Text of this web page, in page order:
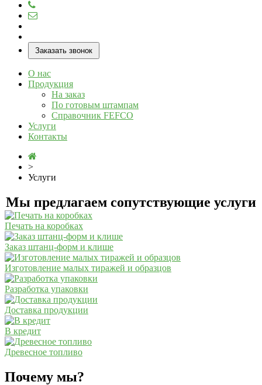
Заказать звонок
О нас
Продукция
На заказ
По готовым штампам
Справочник FEFCO
Услуги
Контакты
>
Услуги
Мы предлагаем сопутствующие услуги
Печать на коробках
Заказ штанц-форм и клише
Изготовление малых тиражей и образцов
Разработка упаковки
Доставка продукции
В кредит
Древесное топливо
Почему мы?